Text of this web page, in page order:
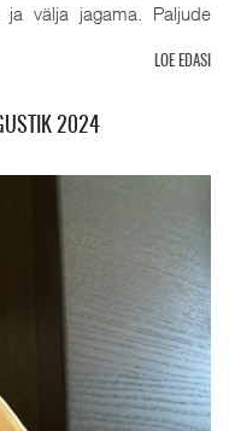
välja jagama. Paljude
LOE EDASI
2024